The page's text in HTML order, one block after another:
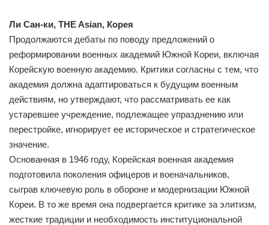
Ли Сан-ки, THE Asian, Корея
Продолжаются дебаты по поводу предложений о
реформировании военных академий Южной Кореи, включая
Корейскую военную академию. Критики согласны с тем, что
академия должна адаптироваться к будущим военным
действиям, но утверждают, что рассматривать ее как
устаревшее учреждение, подлежащее упразднению или
перестройке, игнорирует ее историческое и стратегическое
значение.
Основанная в 1946 году, Корейская военная академия
подготовила поколения офицеров и военачальников,
сыграв ключевую роль в обороне и модернизации Южной
Кореи. В то же время она подвергается критике за элитизм,
жесткие традиции и необходимость институциональной